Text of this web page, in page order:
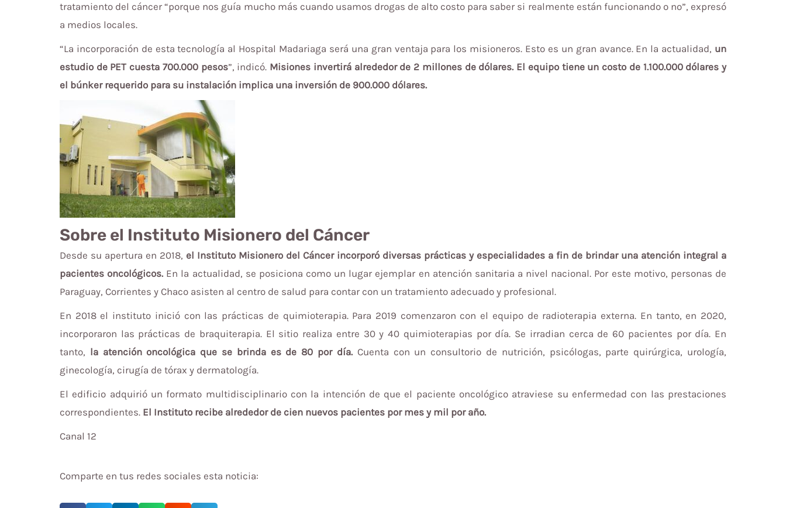
tratamiento del cáncer “porque nos guía mucho más cuando usamos drogas de alto costo para saber si realmente están funcionando o no”, expresó
a medios locales.
“La incorporación de esta tecnología al Hospital Madariaga será una gran ventaja para los misioneros. Esto es un gran avance. En la actualidad, un
estudio de PET cuesta 700.000 pesos”, indicó. Misiones invertirá alrededor de 2 millones de dólares. El equipo tiene un costo de 1.100.000 dólares y
el búnker requerido para su instalación implica una inversión de 900.000 dólares.
Sobre el Instituto Misionero del Cáncer
Desde su apertura en 2018, el Instituto Misionero del Cáncer incorporó diversas prácticas y especialidades a fin de brindar una atención integral a
pacientes oncológicos. En la actualidad, se posiciona como un lugar ejemplar en atención sanitaria a nivel nacional. Por este motivo, personas de
Paraguay, Corrientes y Chaco asisten al centro de salud para contar con un tratamiento adecuado y profesional.
En 2018 el instituto inició con las prácticas de quimioterapia. Para 2019 comenzaron con el equipo de radioterapia externa. En tanto, en 2020,
incorporaron las prácticas de braquiterapia. El sitio realiza entre 30 y 40 quimioterapias por día. Se irradian cerca de 60 pacientes por día. En
tanto, la atención oncológica que se brinda es de 80 por día. Cuenta con un consultorio de nutrición, psicólogas, parte quirúrgica, urología,
ginecología, cirugía de tórax y dermatología.
El edificio adquirió un formato multidisciplinario con la intención de que el paciente oncológico atraviese su enfermedad con las prestaciones
correspondientes. El Instituto recibe alrededor de cien nuevos pacientes por mes y mil por año.
Canal 12
Comparte en tus redes sociales esta noticia: